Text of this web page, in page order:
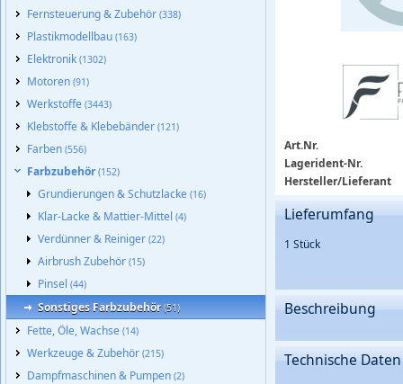
Fernsteuerung & Zubehör (338)
Plastikmodellbau (163)
Elektronik (1302)
Motoren (91)
Werkstoffe (3443)
Klebstoffe & Klebebänder (121)
Farben (556)
Farbzubehör(152)
Grundierungen & Schutzlacke (16)
Klar-Lacke & Mattier-Mittel (4)
Verdünner & Reiniger (22)
Airbrush Zubehör (15)
Pinsel (44)
Sonstiges Farbzubehör(51)
Fette, Öle, Wachse (14)
Werkzeuge & Zubehör (215)
Dampfmaschinen & Pumpen (2)
img_nopic_large
Art.Nr.
Lagerident-Nr.
Hersteller/Lieferant
Lieferumfang
1 Stück
Beschreibung
Technische Daten